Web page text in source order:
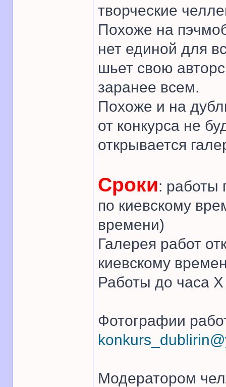
творческие
Похоже на
нет единой для
шьет свою
заранее всем.
Похоже и на
от конкурса не
открывается
Сроки: работы
по киевскому
времени)
Галерея работ
киевскому
Работы до часа
Фотографии
Модератором